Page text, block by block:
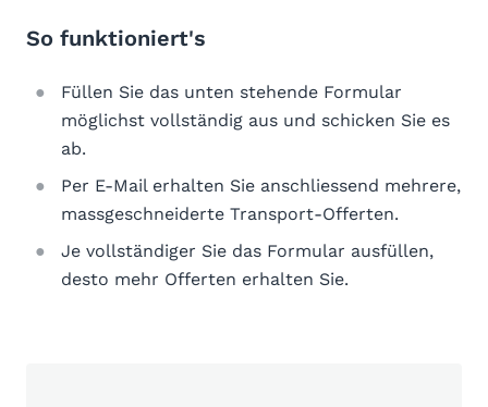
So funktioniert's
Füllen Sie das unten stehende Formular
möglichst vollständig aus und schicken Sie es
ab.
Per E-Mail erhalten Sie anschliessend mehrere,
massgeschneiderte Transport-Offerten.
Je vollständiger Sie das Formular ausfüllen,
desto mehr Offerten erhalten Sie.